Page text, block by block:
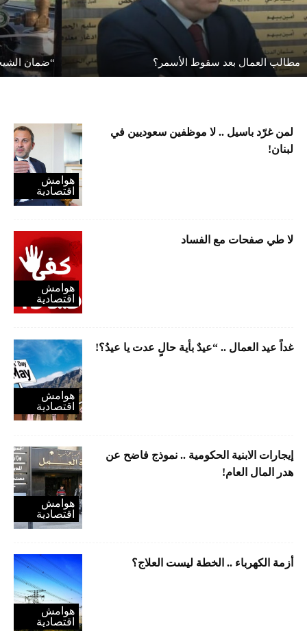
مطالب العمال بعد سقوط الأسمر؟ “ضمان
هوامش
اقتصادية
لمن غرّد باسيل .. لا موظفين سعوديين في
لبنان!
هوامش
اقتصادية
لا طي صفحات مع الفساد
هوامش
اقتصادية
غداً عيد العمال .. “عيدٌ بأية حالٍ عدت يا عيدُ؟!
هوامش
اقتصادية
إيجارات الابنية الحكومية .. نموذج فاضح عن
هدر المال العام!
هوامش
اقتصادية
أزمة الكهرباء .. الخطة ليست العلاج؟